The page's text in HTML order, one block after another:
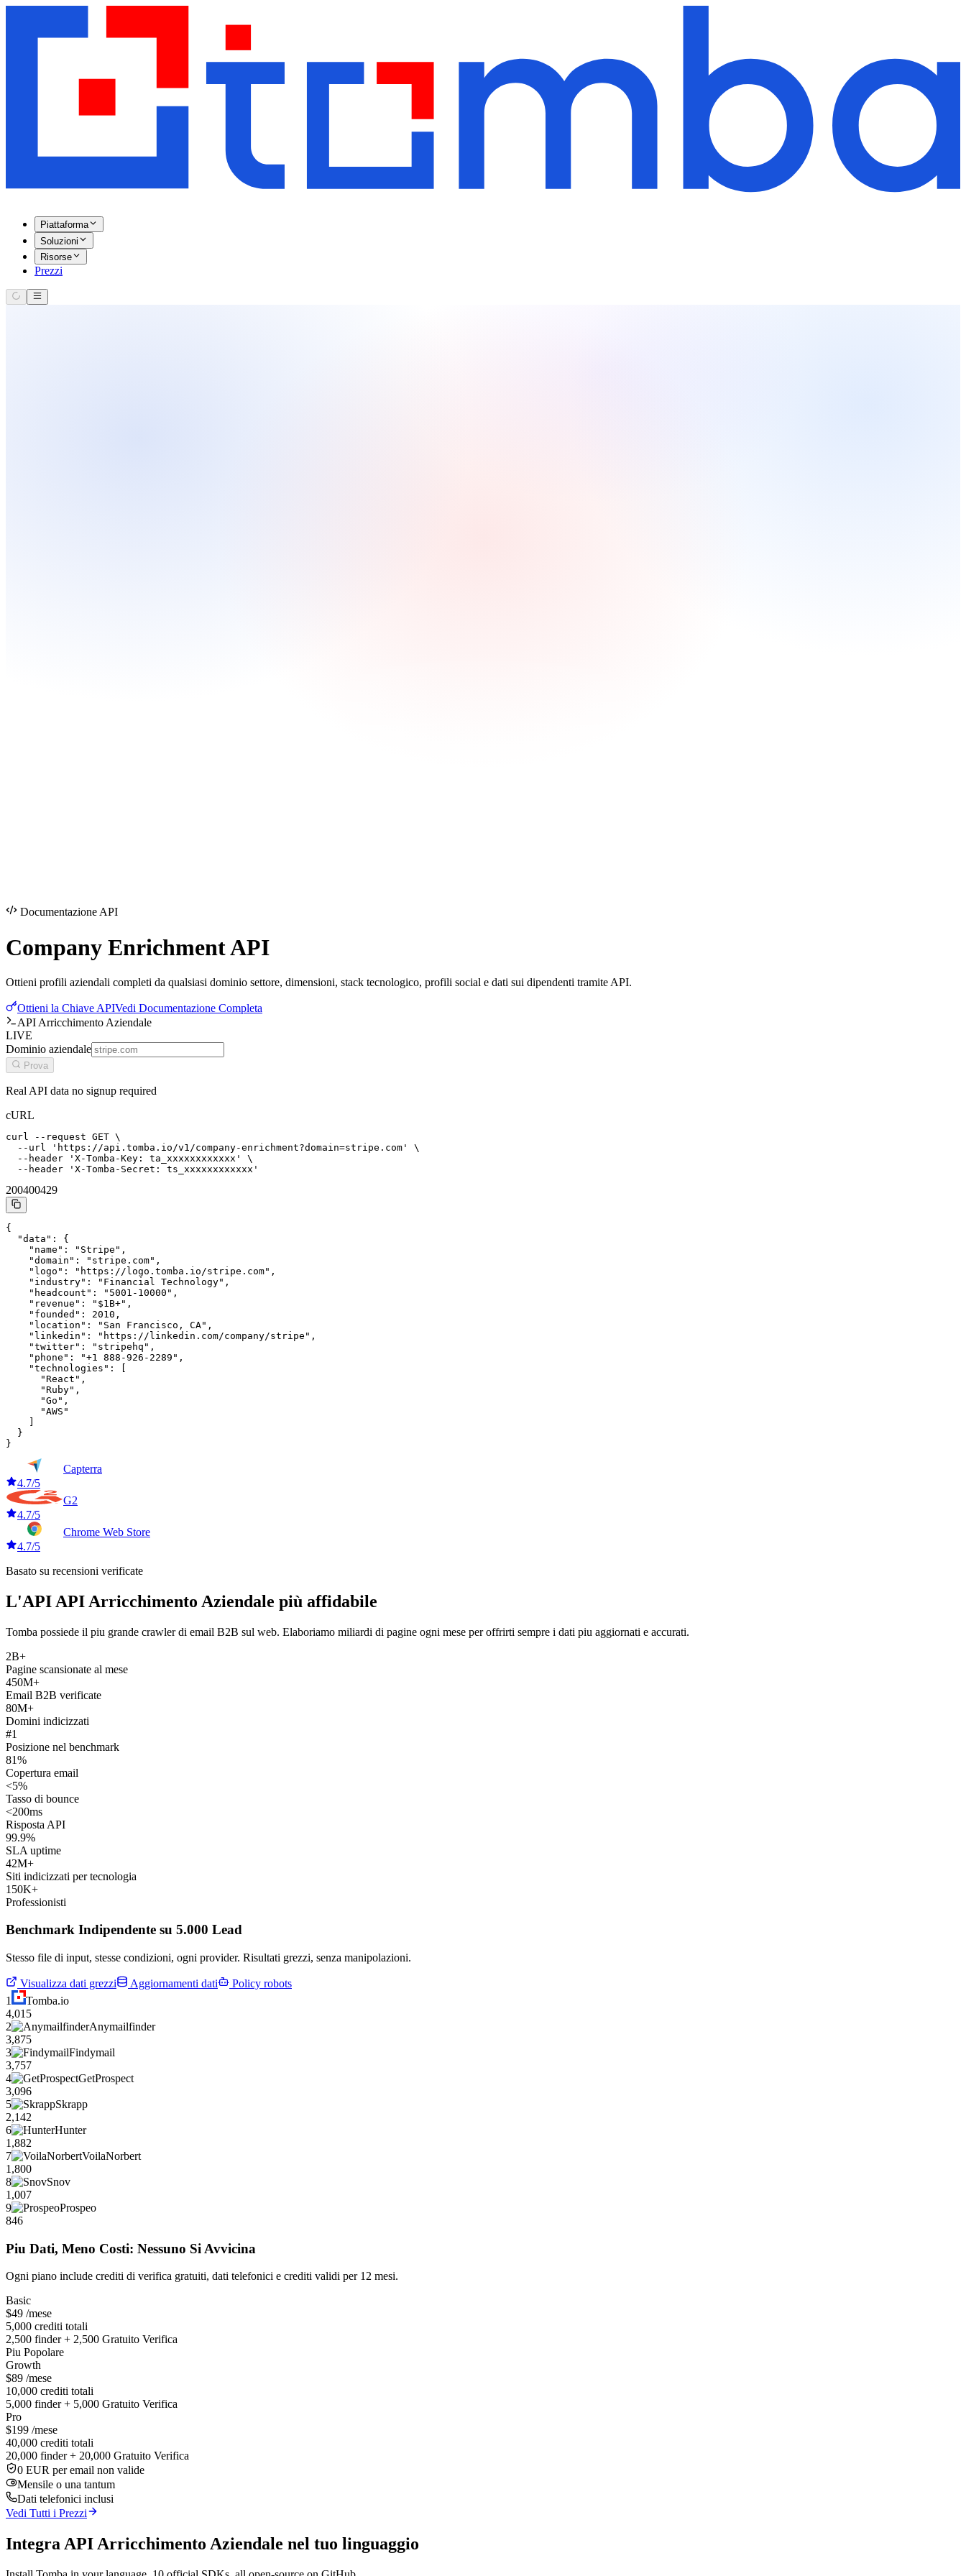
Piattaforma
Soluzioni
Risorse
Prezzi
Documentazione API
Company EnrichmentAPI
Ottieni profili aziendali completi da qualsiasi dominio settore, dimensioni, stack tecnologico, profili social e dati sui dipendenti tramite API.
Ottieni la Chiave APIVedi Documentazione Completa
API Arricchimento Aziendale
LIVE
Dominio aziendale
Prova
Real API data no signup required
cURL
curl --request GET \
  --url 'https://api.tomba.io/v1/company-enrichment?domain=stripe.com' \
  --header 'X-Tomba-Key: ta_xxxxxxxxxxxx' \
  --header 'X-Tomba-Secret: ts_xxxxxxxxxxxx'
200400429
{
  "data": {
    "name": "Stripe",
    "domain": "stripe.com",
    "logo": "https://logo.tomba.io/stripe.com",
    "industry": "Financial Technology",
    "headcount": "5001-10000",
    "revenue": "$1B+",
    "founded": 2010,
    "location": "San Francisco, CA",
    "linkedin": "https://linkedin.com/company/stripe",
    "twitter": "stripehq",
    "phone": "+1 888-926-2289",
    "technologies": [
      "React",
      "Ruby",
      "Go",
      "AWS"
    ]
  }
}
Capterra
4.7/5
G2
4.7/5
Chrome Web Store
4.7/5
Basato su recensioni verificate
L'API API Arricchimento Aziendale più affidabile
Tomba possiede il piu grande crawler di email B2B sul web. Elaboriamo miliardi di pagine ogni mese per offrirti sempre i dati piu aggiornati e accurati.
2B+
Pagine scansionate al mese
450M+
Email B2B verificate
80M+
Domini indicizzati
#1
Posizione nel benchmark
81%
Copertura email
<5%
Tasso di bounce
<200ms
Risposta API
99.9%
SLA uptime
42M+
Siti indicizzati per tecnologia
150K+
Professionisti
Benchmark Indipendente su 5.000 Lead
Stesso file di input, stesse condizioni, ogni provider. Risultati grezzi, senza manipolazioni.
Visualizza dati grezzi Aggiornamenti dati
Policy robots
1
Tomba.io
4,015
2
Anymailfinder
3,875
3
Findymail
3,757
4
GetProspect
3,096
5
Skrapp
2,142
6
Hunter
1,882
7
VoilaNorbert
1,800
8
Snov
1,007
9
Prospeo
846
Piu Dati, Meno Costi: Nessuno Si Avvicina
Ogni piano include crediti di verifica gratuiti, dati telefonici e crediti validi per 12 mesi.
Basic
$49 /mese
5,000 crediti totali
2,500 finder + 2,500 Gratuito Verifica
Piu Popolare
Growth
$89 /mese
10,000 crediti totali
5,000 finder + 5,000 Gratuito Verifica
Pro
$199 /mese
40,000 crediti totali
20,000 finder + 20,000 Gratuito Verifica
0 EUR per email non valide
Mensile o una tantum
Dati telefonici inclusi
Vedi Tutti i Prezzi
Integra API Arricchimento Aziendale nel tuo linguaggio